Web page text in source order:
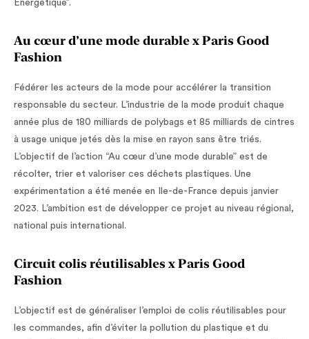
Énergétique”.
Au cœur d’une mode durable x Paris Good
Fashion
Fédérer les acteurs de la mode pour accélérer la transition
responsable du secteur. L’industrie de la mode produit chaque
année plus de 180 milliards de polybags et 85 milliards de cintres
à usage unique jetés dès la mise en rayon sans être triés.
L’objectif de l’action “Au cœur d’une mode durable” est de
récolter, trier et valoriser ces déchets plastiques. Une
expérimentation a été menée en Ile-de-France depuis janvier
2023. L’ambition est de développer ce projet au niveau régional,
national puis international.
Circuit colis réutilisables x Paris Good
Fashion
L’objectif est de généraliser l’emploi de colis réutilisables pour
les commandes, afin d’éviter la pollution du plastique et du